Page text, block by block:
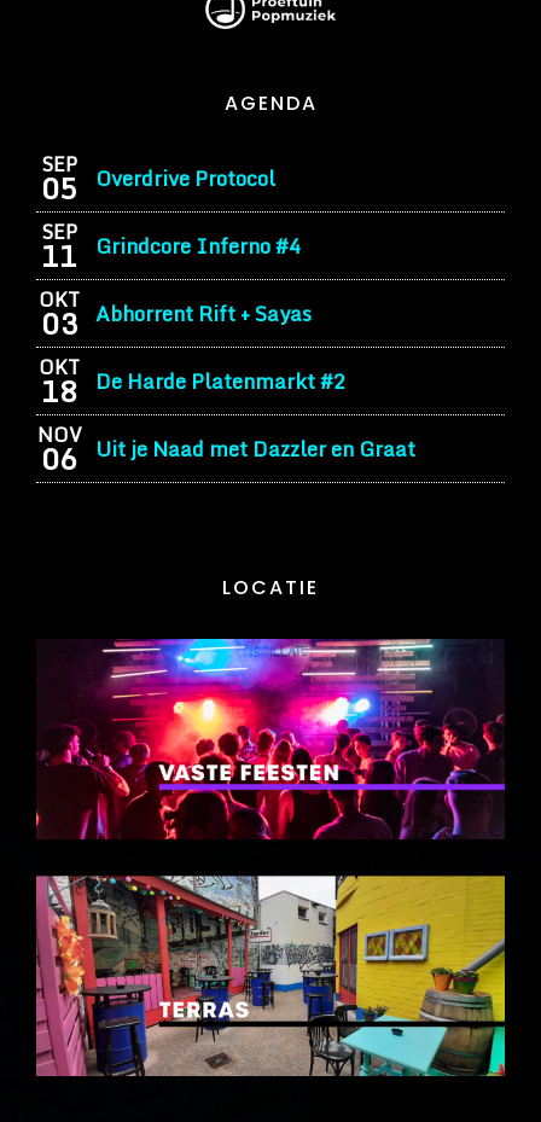
AGENDA
SEP
05 Overdrive Protocol
SEP
11 Grindcore Inferno #4
OKT
03 Abhorrent Rift + Sayas
OKT
18 De Harde Platenmarkt #2
NOV
06 Uit je Naad met Dazzler en Graat
LOCATIE